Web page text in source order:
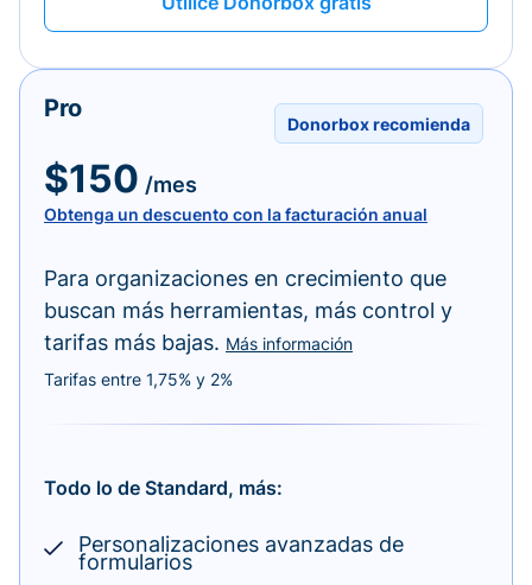
Donorbox recomienda
Pro
$150 /mes
Obtenga un descuento con la facturación anual
Para organizaciones en crecimiento que
buscan más herramientas, más control y
tarifas más bajas. Más información
Tarifas entre 1,75% y 2%
Todo lo de Standard, más:
Personalizaciones avanzadas de
formularios